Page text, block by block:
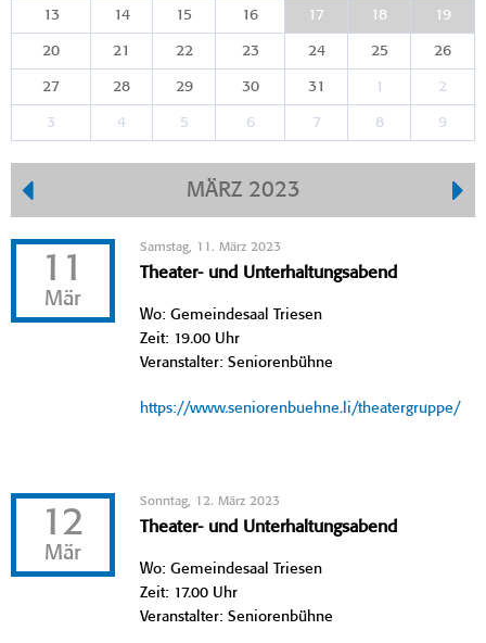
13 14 15 16 17 18 19
20 21 22 23 24 25 26
27 28 29 30 31 1 2
3 4 5 6 7 8 9
MÄRZ 2023
11
Mär
Samstag, 11. März 2023
Theater- und Unterhaltungsabend
Wo: Gemeindesaal Triesen
Zeit: 19.00 Uhr
Veranstalter: Seniorenbühne
https://www.seniorenbuehne.li/theatergruppe/
12
Mär
Sonntag, 12. März 2023
Theater- und Unterhaltungsabend
Wo: Gemeindesaal Triesen
Zeit: 17.00 Uhr
Veranstalter: Seniorenbühne